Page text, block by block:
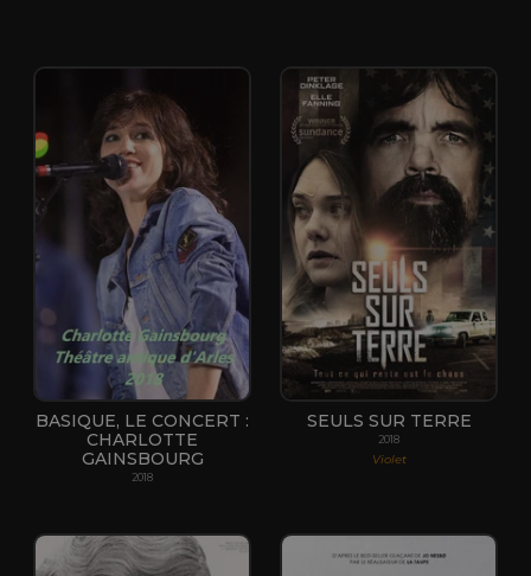
BASIQUE, LE CONCERT :
CHARLOTTE
GAINSBOURG
2018
SEULS SUR TERRE
2018
Violet